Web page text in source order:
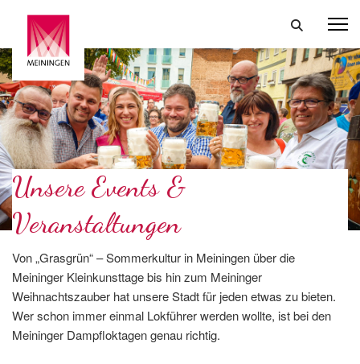
Unsere Events &
Veranstaltungen
Von „Grasgrün“ – Sommerkultur in Meiningen über die
Meininger Kleinkunsttage bis hin zum Meininger
Weihnachtszauber hat unsere Stadt für jeden etwas zu bieten.
Wer schon immer einmal Lokführer werden wollte, ist bei den
Meininger Dampfloktagen genau richtig.